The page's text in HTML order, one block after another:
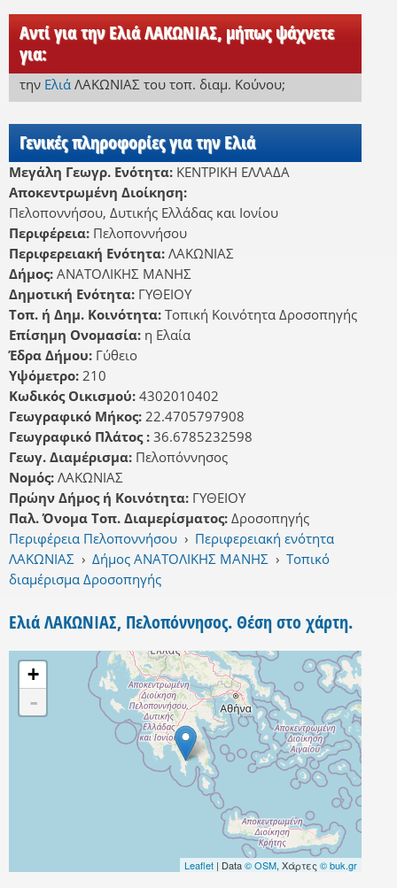
Αντί για την Ελιά ΛΑΚΩΝΙΑΣ, μήπως ψάχνετε
για:
την Ελιά ΛΑΚΩΝΙΑΣ του τοπ. διαμ. Κούνου;
Γενικές πληροφορίες για την Ελιά
Μεγάλη Γεωγρ. Ενότητα: ΚΕΝΤΡΙΚΗ ΕΛΛΑΔΑ
Αποκεντρωμένη Διοίκηση:
Πελοποννήσου, Δυτικής Ελλάδας και Ιονίου
Περιφέρεια: Πελοποννήσου
Περιφερειακή Ενότητα: ΛΑΚΩΝΙΑΣ
Δήμος: ΑΝΑΤΟΛΙΚΗΣ ΜΑΝΗΣ
Δημοτική Ενότητα: ΓΥΘΕΙΟΥ
Τοπ. ή Δημ. Κοινότητα: Τοπική Κοινότητα Δροσοπηγής
Επίσημη Ονομασία: η Ελαία
Έδρα Δήμου: Γύθειο
Υψόμετρο: 210
Κωδικός Οικισμού: 4302010402
Γεωγραφικό Μήκος: 22.4705797908
Γεωγραφικό Πλάτος : 36.6785232598
Γεωγ. Διαμέρισμα: Πελοπόννησος
Νομός: ΛΑΚΩΝΙΑΣ
Πρώην Δήμος ή Κοινότητα: ΓΥΘΕΙΟΥ
Παλ. Όνομα Τοπ. Διαμερίσματος: Δροσοπηγής
Περιφέρεια Πελοποννήσου › Περιφερειακή ενότητα
ΛΑΚΩΝΙΑΣ › Δήμος ΑΝΑΤΟΛΙΚΗΣ ΜΑΝΗΣ › Τοπικό
διαμέρισμα Δροσοπηγής
Ελιά ΛΑΚΩΝΙΑΣ, Πελοπόννησος. Θέση στο χάρτη.
+
-
Leaflet | Data© OSM, Χάρτες © buk.gr